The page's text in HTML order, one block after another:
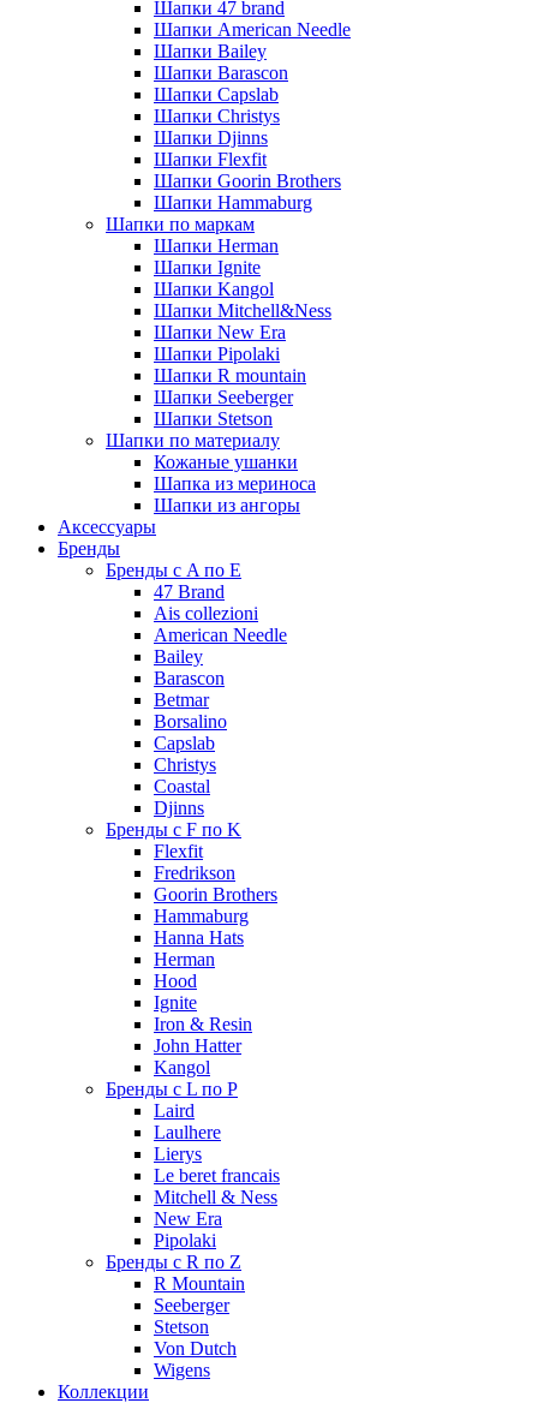
Шапки 47 brand
Шапки American Needle
Шапки Bailey
Шапки Barascon
Шапки Capslab
Шапки Christys
Шапки Djinns
Шапки Flexfit
Шапки Goorin Brothers
Шапки Hammaburg
Шапки по маркам
Шапки Herman
Шапки Ignite
Шапки Kangol
Шапки Mitchell&Ness
Шапки New Era
Шапки Pipolaki
Шапки R mountain
Шапки Seeberger
Шапки Stetson
Шапки по материалу
Кожаные ушанки
Шапка из мериноса
Шапки из ангоры
Аксессуары
Бренды
Бренды с A по E
47 Brand
Ais collezioni
American Needle
Bailey
Barascon
Betmar
Borsalino
Capslab
Christys
Coastal
Djinns
Бренды с F по K
Flexfit
Fredrikson
Goorin Brothers
Hammaburg
Hanna Hats
Herman
Hood
Ignite
Iron & Resin
John Hatter
Kangol
Бренды с L по P
Laird
Laulhere
Lierys
Le beret francais
Mitchell & Ness
New Era
Pipolaki
Бренды с R по Z
R Mountain
Seeberger
Stetson
Von Dutch
Wigens
Коллекции